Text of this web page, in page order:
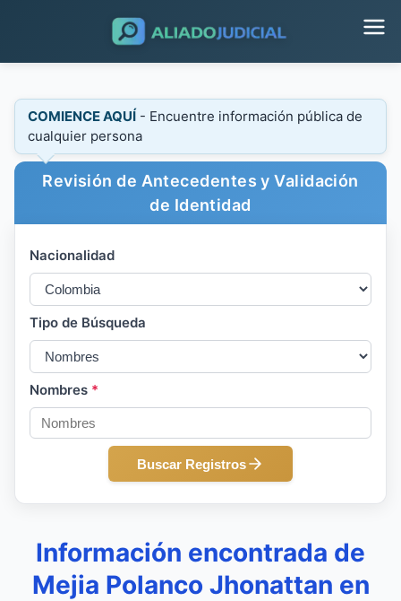
COMIENCE AQUÍ - Encuentre información pública de
cualquier persona
Revisión de Antecedentes y Validación
de Identidad
Nacionalidad
Tipo de Búsqueda
Nombres *
Buscar Registros
Información encontrada de
Mejia Polanco Jhonattan en